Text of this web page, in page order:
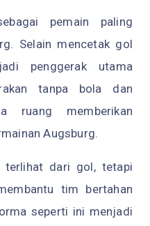
pemain paling
Selain mencetak gol
penggerak utama
tanpa bola dan
ruang memberikan
Augsburg.
terlihat dari gol, tetapi
tim bertahan
seperti ini menjadi